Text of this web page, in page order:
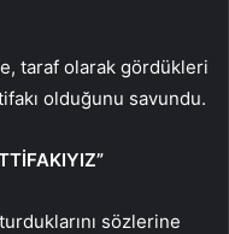
taraf olarak gördükleri
olduğunu savundu.
sözlerine